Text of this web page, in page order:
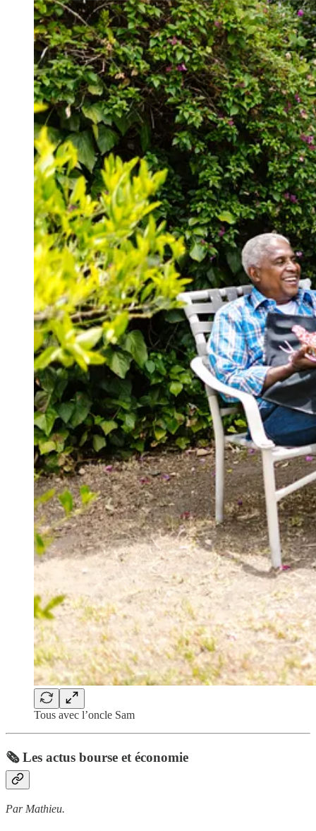
Tous avec l’oncle Sam
🗞️ Les actus bourse et économie
Par Mathieu.